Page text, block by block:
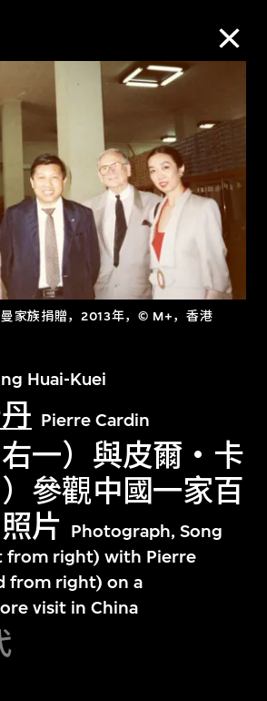
家族捐贈，2013年，© M+，香港
Huai-Kuei
Pierre Cardin
一）與皮爾‧卡
參觀中國一家百
片 Photograph, Song
from right) with Pierre
from right) on a
visit in China
藏品
搜索